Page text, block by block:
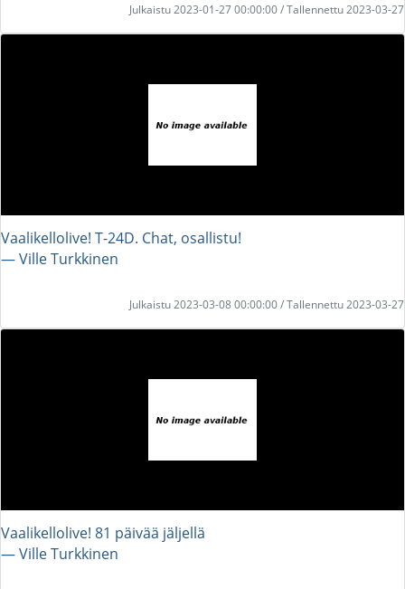
Julkaistu 2023-01-27 00:00:00 / Tallennettu 2023-03-27
Vaalikellolive! T-24D. Chat, osallistu!
― Ville Turkkinen
Julkaistu 2023-03-08 00:00:00 / Tallennettu 2023-03-27
Vaalikellolive! 81 päivää jäljellä
― Ville Turkkinen